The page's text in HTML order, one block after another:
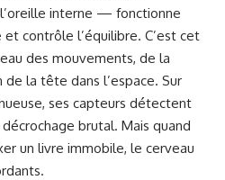
interne — fonctionne
contrôle l’équilibre. C’est cet
des mouvements, de la
la tête dans l’espace. Sur
ses capteurs détectent
brutal. Mais quand
un livre immobile, le cerveau